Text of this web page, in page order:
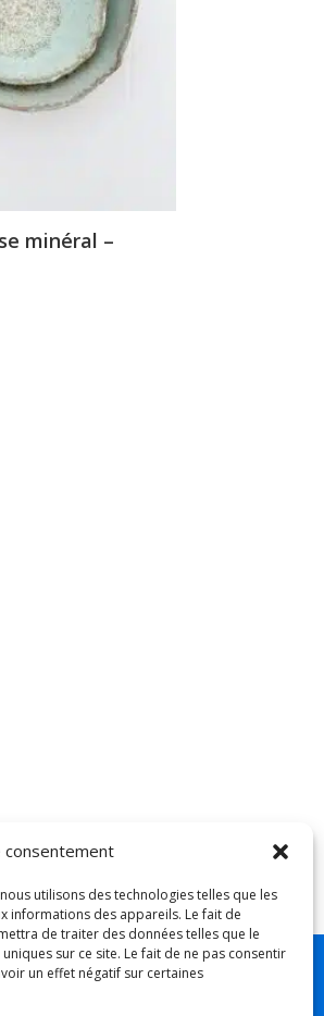
consentement
utilisons des technologies telles que les
informations des appareils. Le fait de
de traiter des données telles que le
sur ce site. Le fait de ne pas consentir
un effet négatif sur certaines
minéral –